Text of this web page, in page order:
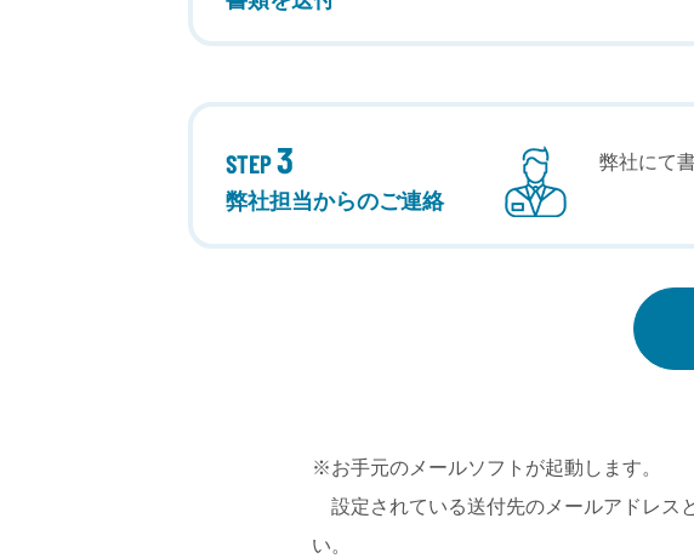
弊社担当からのご連絡
弊社にて
※お手元のメールソフトが起動します。
設定されている送付先のメールアドレス
い。